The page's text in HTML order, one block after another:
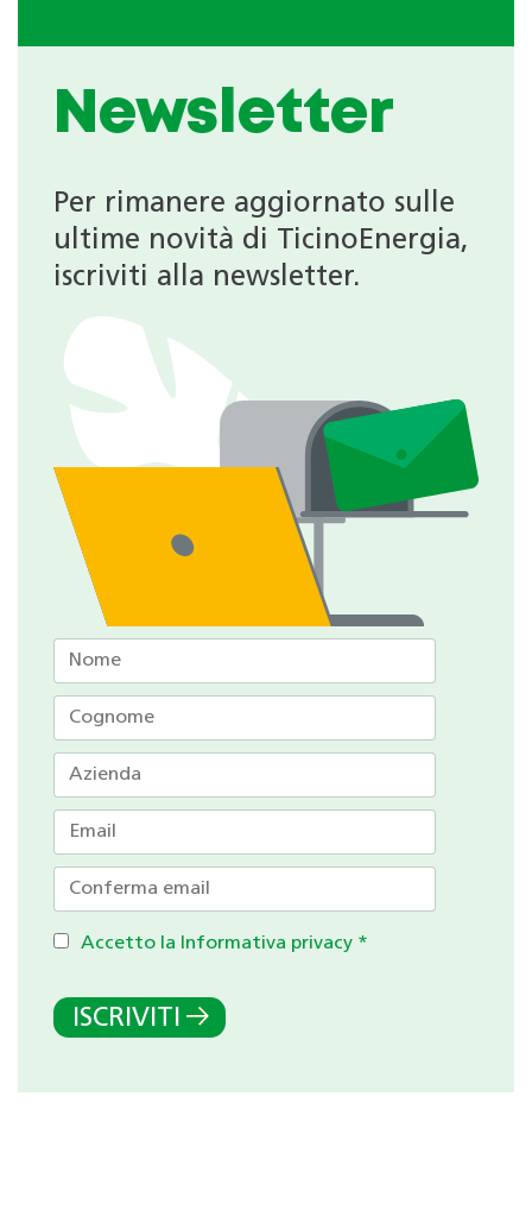
Newsletter
Per rimanere aggiornato sulle
ultime novità di TicinoEnergia,
iscriviti alla newsletter.
Accetto la Informativa privacy *
ISCRIVITI